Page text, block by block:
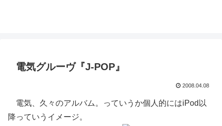
電気グルーヴ『J-POP』
2008.04.08
電気、久々のアルバム。っていうか個人的にはiPod以
降っていうイメージ。